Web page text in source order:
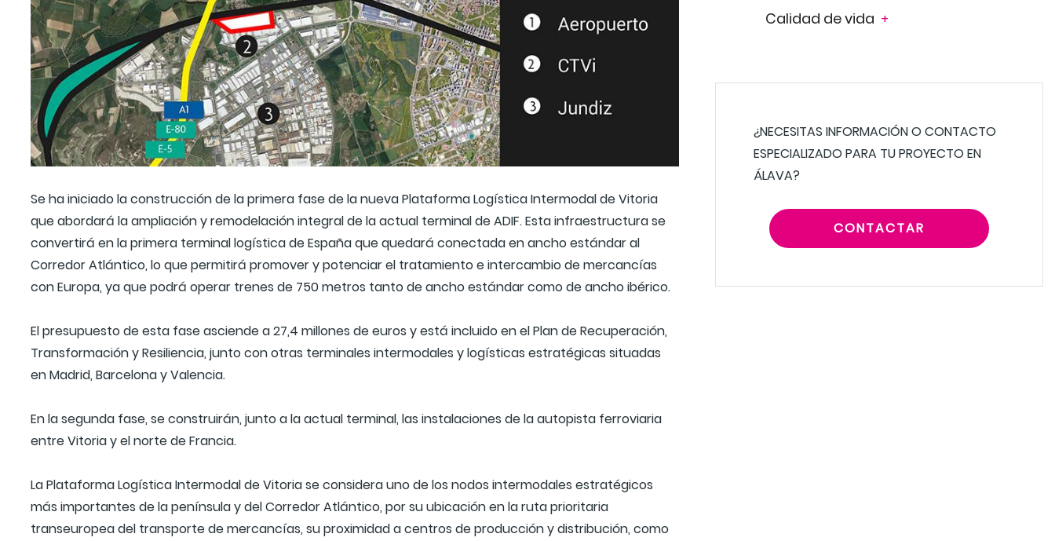
Se ha iniciado la construcción de la primera fase de la nueva Plataforma Logística Intermodal de Vitoria
que abordará la ampliación y remodelación integral de la actual terminal de ADIF. Esta infraestructura se
convertirá en la primera terminal logística de España que quedará conectada en ancho estándar al
Corredor Atlántico, lo que permitirá promover y potenciar el tratamiento e intercambio de mercancías
con Europa, ya que podrá operar trenes de 750 metros tanto de ancho estándar como de ancho ibérico.
El presupuesto de esta fase asciende a 27,4 millones de euros y está incluido en el Plan de Recuperación,
Transformación y Resiliencia, junto con otras terminales intermodales y logísticas estratégicas situadas
en Madrid, Barcelona y Valencia.
En la segunda fase, se construirán, junto a la actual terminal, las instalaciones de la autopista ferroviaria
entre Vitoria y el norte de Francia.
La Plataforma Logística Intermodal de Vitoria se considera uno de los nodos intermodales estratégicos
más importantes de la península y del Corredor Atlántico, por su ubicación en la ruta prioritaria
transeuropea del transporte de mercancías, su proximidad a centros de producción y distribución, como
Calidad de vida +
¿NECESITAS INFORMACIÓN O CONTACTO
ESPECIALIZADO PARA TU PROYECTO EN
ÁLAVA?
CONTACTAR